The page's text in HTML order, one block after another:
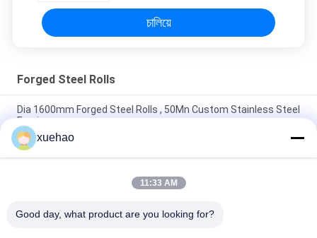
চালিয়ে
Forged Steel Rolls
Dia 1600mm Forged Steel Rolls , 50Mn Custom Stainless Steel
Forging
Die Forging High Speed Roller Cast Steel High Hardness For Roll
Mill
JIS Rough Open Die Forging Mechanical Vertical Grinding Roller
xuehao
11:33 AM
Good day, what product are you looking for?